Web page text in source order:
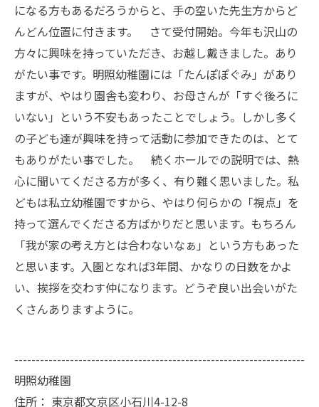
になる方もあるだろうからと、手の空いた先生方からど
んどん位置に付きます。 さて受付開始。今年も沢山の
方々に興味を持っていただき、お越し戴きました。あり
がたい事です。明照幼稚園には「たんぽぽぐみ」があり
ますが、やはり園舎も変わり、お母さんが「すぐ後ろに
いない」という不安もあったことでしょう。しかし多く
の子ども達が興味を持って活動に参加できたのは、とて
もありがたい事でした。 続くホールでの説明では、熱
心に聞いてくださる方が多く、有り難く思いました。私
どもは私立幼稚園ですから、やはり何らかの「視点」を
持って選んでくださる方ばかりだと思います。もちろん
「我が家の考え方とは合わないなぁ」という方もあった
と思います。入園となれば3年間、かなりの日数をかよ
い、挨拶を交わす仲になります。どうぞ良い出会いがた
くさんありますように。
--------------------------------------------------------------------
明照幼稚園
住所： 東京都文京区小石川4-12-8